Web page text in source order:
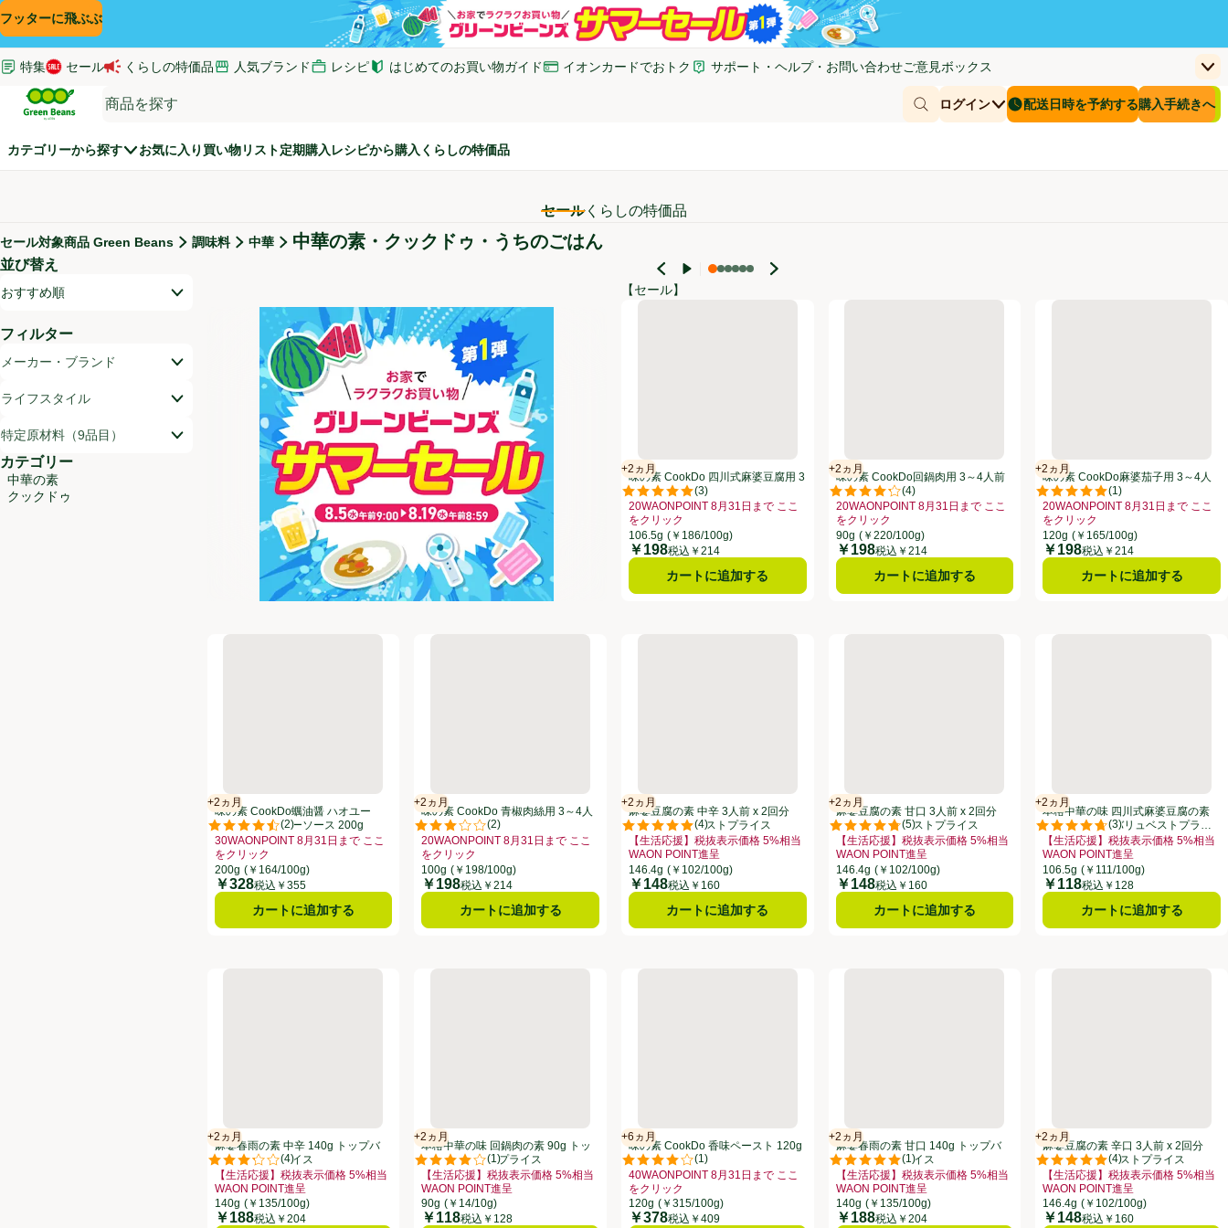
コンテンツに飛ぶ
検索に飛ぶ
フッターに飛ぶ
特集 セール くらしの特価品 人気ブランド レシピ はじめてのお買い物ガイド
(新しいウィンドウで開く)
イオンカードでおトク
(新しいウィンドウで開く)
サポート・ヘルプ・お問い合わせ
(新しいウィンドウで開く)
ご意見ボックス
(新しいウィンドウで開く)
上
Green Beans
商品を探す
ログイン
配送日時を予約する
配送日時を予約する購入手続きへ
お客さまのカ
￥0
カテゴリーから探す お気に入り 買い物リスト定期購入 レシピから購入 くらしの特価品
セールくらしの特価品
セール対象商品
セール対象商品 Green Beans 調味料 中華 中華の素・クックドゥ・うちのごはん
並び替え
開いて並び替えオプションのリストを見る
おすすめ順
フィルター
メーカー・ブランド
ライフスタイル
特定原材料（9品目）
カテゴリー
中華の素
クックドゥ
【セール】
味の素 CookDo 四川式麻婆豆腐用 3～4人前 106.5g
+2ヵ月
賞味・消費期限保証：2ヵ月
(3)
評価は3件のレビューで5点中5.0点。
味の素 CookDo 四川式麻婆豆腐用 3
～4人前 106.5g
20WAONPOINT 8月31日まで ここ
をクリック
お買い得品名：20WAONPOINT 8月31日まで ここをクリック、、クリックしてこのオファーのある全商品リストを表示
106.5g (￥186/100g)
価格
￥198税込￥214
カートに追加する
味の素 CookDo回鍋肉用 3～4人前 90g
+2ヵ月
賞味・消費期限保証：2ヵ月
(4)
評価は4件のレビューで5点中4.3点。
味の素 CookDo回鍋肉用 3～4人前
90g
20WAONPOINT 8月31日まで ここ
をクリック
お買い得品名：20WAONPOINT 8月31日まで ここをクリック、、クリックし
90g (￥220/100g)
価格
￥198税込￥214
カートに追加する
味の素 CookDo麻婆茄子用 3
+2ヵ月
賞味・消費期限保証：2ヵ月
(1)
評価は1件のレビューで5点中5.0
味の素 CookDo麻婆茄子用 3～4人
前 120g
20WAONPOINT 8月31日まで ここ
をクリック
お買い得品名：20WAONPOINT 8月
120g (￥165/100g)
価格
￥198税込￥214
カートに追加する
味の素 CookDo蠣油醤 ハオユージャンオイスターソース 200g
+2ヵ月
賞味・消費期限保証：2ヵ月
(2)
評価は2件のレビューで5点中4.5点。
味の素 CookDo蠣油醤 ハオユー
ジャンオイスターソース 200g
30WAONPOINT 8月31日まで ここ
をクリック
お買い得品名：30WAONPOINT 8月31日まで ここをクリック、、クリックしてこのオファーのある全商品リストを表示
200g (￥164/100g)
価格
￥328税込￥355
カートに追加する
味の素 CookDo 青椒肉絲用 3～4人前 100g
+2ヵ月
賞味・消費期限保証：2ヵ月
(2)
評価は2件のレビューで5点中3.0点。
味の素 CookDo 青椒肉絲用 3～4人
前 100g
20WAONPOINT 8月31日まで ここ
をクリック
お買い得品名：20WAONPOINT 8月31日まで ここをクリック、、クリックしてこのオファーのある全商品リストを表示
100g (￥198/100g)
価格
￥198税込￥214
カートに追加する
麻婆豆腐の素 中辛 3人前 x 2回分 トップバリュベストプライス
+2ヵ月
賞味・消費期限保証：2ヵ月
(4)
評価は4件のレビューで5点中5.0点。
麻婆豆腐の素 中辛 3人前 x 2回分
トップバリュベストプライス
【生活応援】税抜表示価格 5%相当
WAON POINT進呈
お買い得品名：【生活応援】税抜表示価格 5%相当WAON POINT進呈、、クリックしてこのオファーのある全商品リスト
146.4g (￥102/100g)
価格
￥148税込￥160
カートに追加する
麻婆豆腐の素 甘口 3人前 x 2回分 トップバリュベストプライス
+2ヵ月
賞味・消費期限保証：2ヵ月
(5)
評価は5件のレビューで5点中4.8点。
麻婆豆腐の素 甘口 3人前 x 2回分
トップバリュベストプライス
【生活応援】税抜表示価格 5%相当
WAON POINT進呈
お買い得品名：【生活応援】税抜表示価格 5%相当WAON POINT進呈、、ク
146.4g (￥102/100g)
価格
￥148税込￥160
カートに追加する
本格中華の味 四川式麻婆豆
+2ヵ月
賞味・消費期限保証：2ヵ月
(3)
評価は3件のレビューで5点中4.7
本格中華の味 四川式麻婆豆腐の素
106.5g トップバリュベストプライ
ス
【生活応援】税抜表示価格 5%相当
WAON POINT進呈
お買い得品名：【生活応援】税抜表
106.5g (￥111/100g)
価格
￥118税込￥128
カートに追加する
麻婆春雨の素 中辛 140g トップバリュベストプライス
+2ヵ月
賞味・消費期限保証：2ヵ月
(4)
評価は4件のレビューで5点中3.3点。
麻婆春雨の素 中辛 140g トップバ
リュベストプライス
【生活応援】税抜表示価格 5%相当
WAON POINT進呈
お買い得品名：【生活応援】税抜表示価格 5%相当WAON POINT進呈、、クリックしてこのオファーのある全商品リストを表示
140g (￥135/100g)
価格
￥188税込￥204
本格中華の味 回鍋肉の素 90g トップバリュベストプライス
+2ヵ月
賞味・消費期限保証：2ヵ月
(1)
評価は1件のレビューで5点中4.0点。
本格中華の味 回鍋肉の素 90g トッ
プバリュベストプライス
【生活応援】税抜表示価格 5%相当
WAON POINT進呈
お買い得品名：【生活応援】税抜表示価格 5%相当WAON POINT進呈、、クリックしてこのオファーのある全商品リストを表示
90g (￥14/10g)
価格
￥118税込￥128
味の素 CookDo 香味ペースト 120g
+6ヵ月
賞味・消費期限保証：6ヵ月
(1)
評価は1件のレビューで5点中4.0点。
味の素 CookDo 香味ペースト 120g
40WAONPOINT 8月31日まで ここ
をクリック
お買い得品名：40WAONPOINT 8月31日まで ここをクリック、、クリックしてこのオファーのある全商品リストを表示
120g (￥315/100g)
価格
￥378税込￥409
麻婆春雨の素 甘口 140g トップバリュベストプライス
+2ヵ月
賞味・消費期限保証：2ヵ月
(1)
評価は1件のレビューで5点中5.0点。
麻婆春雨の素 甘口 140g トップバ
リュベストプライス
【生活応援】税抜表示価格 5%相当
WAON POINT進呈
お買い得品名：【生活応援】税抜表示価格 5%相当WAON POINT進呈、、ク
140g (￥135/100g)
価格
￥188税込￥204
麻婆豆腐の素 辛口 3人前 x 2
+2ヵ月
賞味・消費期限保証：2ヵ月
(4)
評価は4件のレビューで5点中5.0
麻婆豆腐の素 辛口 3人前 x 2回分
トップバリュベストプライス
【生活応援】税抜表示価格 5%相当
WAON POINT進呈
お買い得品名：【生活応援】税抜表
146.4g (￥102/100g)
価格
￥148税込￥160